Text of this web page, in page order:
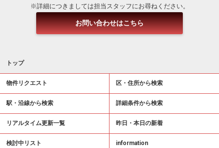
※詳細につきましては担当スタッフにお尋ねください。
お問い合わせはこちら
トップ
物件リクエスト 区・住所から検索
駅・沿線から検索 詳細条件から検索
リアルタイム更新一覧 昨日・本日の新着
検討中リスト information